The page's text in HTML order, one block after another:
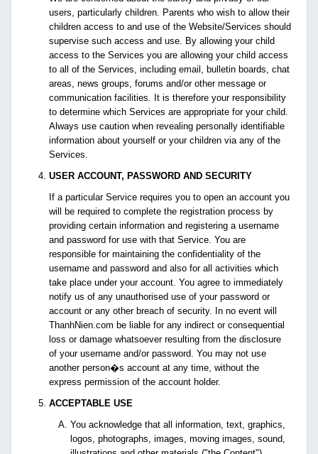
users, particularly children. Parents who wish to allow their
children access to and use of the Website/Services should
supervise such access and use. By allowing your child
access to the Services you are allowing your child access
to all of the Services, including email, bulletin boards, chat
areas, news groups, forums and/or other message or
communication facilities. It is therefore your responsibility
to determine which Services are appropriate for your child.
Always use caution when revealing personally identifiable
information about yourself or your children via any of the
Services.
USER ACCOUNT, PASSWORD AND SECURITY
If a particular Service requires you to open an account you
will be required to complete the registration process by
providing certain information and registering a username
and password for use with that Service. You are
responsible for maintaining the confidentiality of the
username and password and also for all activities which
take place under your account. You agree to immediately
notify us of any unauthorised use of your password or
account or any other breach of security. In no event will
ThanhNien.com be liable for any indirect or consequential
loss or damage whatsoever resulting from the disclosure
of your username and/or password. You may not use
another person�s account at any time, without the
express permission of the account holder.
ACCEPTABLE USE
You acknowledge that all information, text, graphics,
logos, photographs, images, moving images, sound,